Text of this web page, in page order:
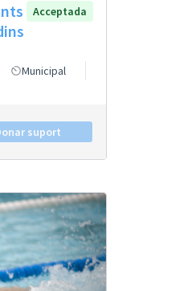
Acceptada
Municipal
suport